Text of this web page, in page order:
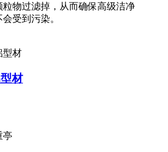
粒物过滤掉，从而确保高级洁净
受到污染。
材